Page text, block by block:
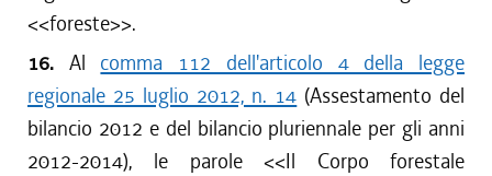
<<foreste>>.
16. Al comma 112 dell'articolo 4 della legge
regionale 25 luglio 2012, n. 14 (Assestamento del
bilancio 2012 e del bilancio pluriennale per gli anni
2012-2014), le parole <<Il Corpo forestale